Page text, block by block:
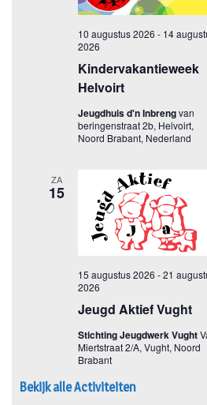
Bekijk alle Activiteiten